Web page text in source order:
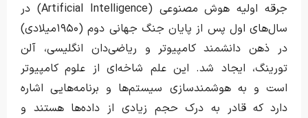
جرقه اولیه هوش مصنوعی (Artificial Intelligence) در
سال‌های اول پس از پایان جنگ جهانی دوم (۱۹۵۰میلادی)
در ذهن دانشمند کامپیوتر و ریاضی‌دان انگلیسی، آلن
تورینگ، ایجاد شد. این علم شاخه‌ای از علوم کامپیوتر
است و به هوشمندسازی سیستم‌ها و برنامه‌هایی اشاره
دارد که قادر به درک حجم زیادی از داده‌ها هستند و